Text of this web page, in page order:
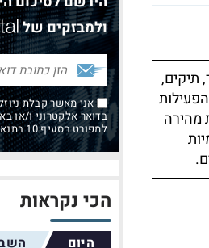
תיקים,
מהירה
ולמבזקים של
אני מאשר קבלת
בדואר אלקטרוני ו/או
למפורט בסעיף 10 בתנאי השימוש
הכי נקראות
היום